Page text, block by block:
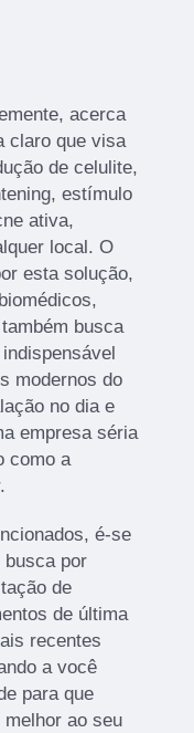
acerca
claro que visa
de celulite,
estímulo
ativa,
local. O
esta solução,
busca
modernos do
no dia e
empresa séria
como a
é-se
busca por
de
de última
recentes
a você
para que
ao seu